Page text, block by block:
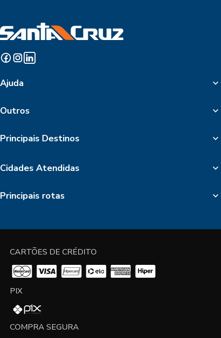
Ajuda
Outros
Principais Destinos
Cidades Atendidas
Principais rotas
CARTÕES DE CRÉDITO
PIX
COMPRA SEGURA